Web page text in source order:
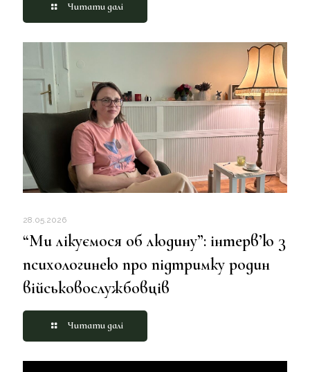
Читати далі
28.05.2026
“Ми лікуємося об людину”: інтерв’ю з
психологинею про підтримку родин
військовослужбовців
Читати далі